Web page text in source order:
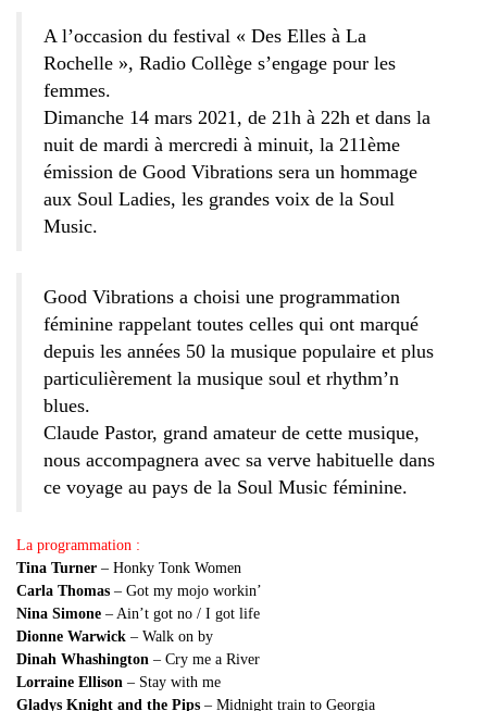
A l’occasion du festival « Des Elles à La
Rochelle », Radio Collège s’engage pour les
femmes.
Dimanche 14 mars 2021, de 21h à 22h et dans la
nuit de mardi à mercredi à minuit, la 211ème
émission de Good Vibrations sera un hommage
aux Soul Ladies, les grandes voix de la Soul
Music.
Good Vibrations a choisi une programmation
féminine rappelant toutes celles qui ont marqué
depuis les années 50 la musique populaire et plus
particulièrement la musique soul et rhythm’n
blues.
Claude Pastor, grand amateur de cette musique,
nous accompagnera avec sa verve habituelle dans
ce voyage au pays de la Soul Music féminine.
La programmation :
Tina Turner – Honky Tonk Women
Carla Thomas – Got my mojo workin’
Nina Simone – Ain’t got no / I got life
Dionne Warwick – Walk on by
Dinah Whashington – Cry me a River
Lorraine Ellison – Stay with me
Gladys Knight and the Pips – Midnight train to Georgia